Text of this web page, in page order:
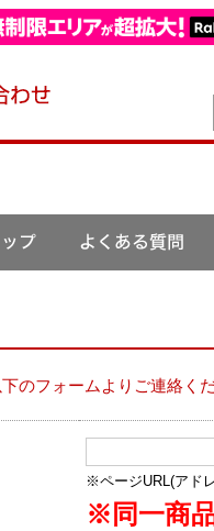
のフォームよりご連絡く
※ページURL(アド
※同一商